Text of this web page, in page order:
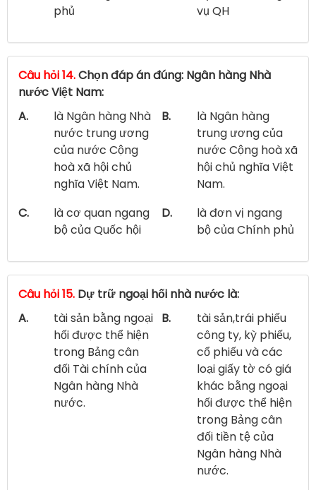
phủ
vụ QH
Câu hỏi 14.Chọn đáp án đúng: Ngân hàng Nhà
nước Việt Nam:
A.
là Ngân hàng Nhà
nước trung ương
của nước Cộng
hoà xã hội chủ
nghĩa Việt Nam.
B.
là Ngân hàng
trung ương của
nước Cộng hoà xã
hội chủ nghĩa Việt
Nam.
C.
là cơ quan ngang
bộ của Quốc hội
D.
là đơn vị ngang
bộ của Chính phủ
Câu hỏi 15. Dự trữ ngoại hối nhà nước là:
A.
tài sản bằng ngoại
hối được thể hiện
trong Bảng cân
đối Tài chính của
Ngân hàng Nhà
nước.
B.
tài sản,trái phiếu
công ty, kỳ phiếu,
cổ phiếu và các
loại giấy tờ có giá
khác bằng ngoại
hối được thể hiện
trong Bảng cân
đối tiền tệ của
Ngân hàng Nhà
nước.